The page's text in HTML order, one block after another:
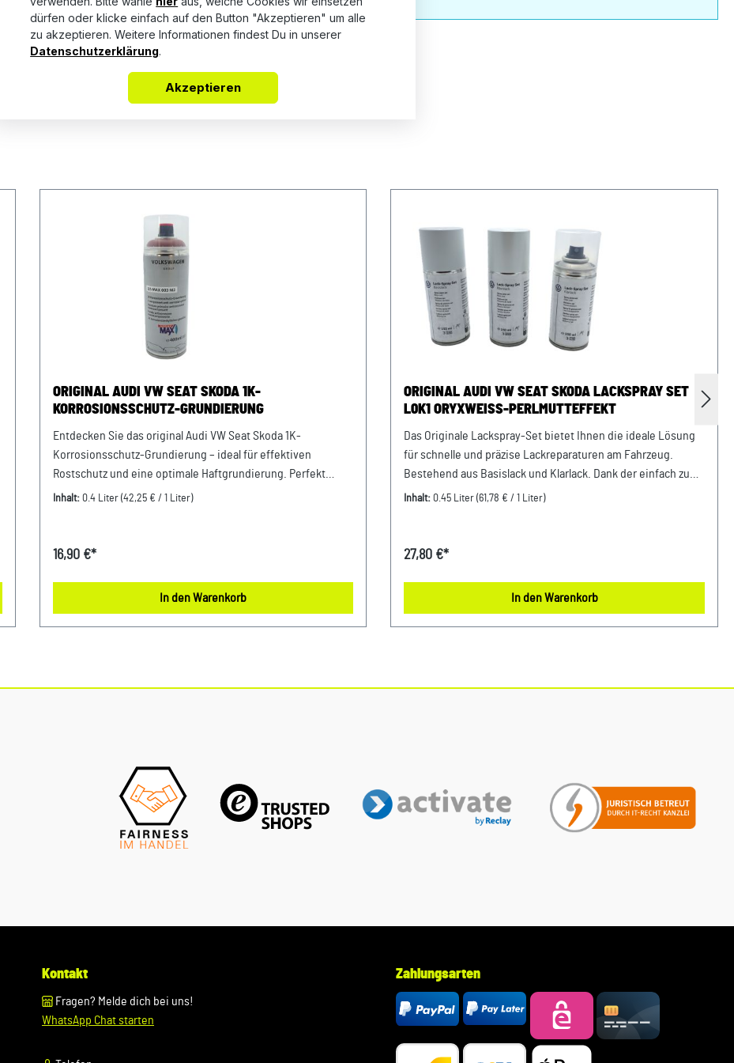
Keine Bewertungen gefunden. Teile Deine Erfahrungen mit anderen.
ORIGINAL AUDI VW SEAT SKODA 1K-
KORROSIONSSCHUTZ-GRUNDIERUNG
Entdecken Sie das original Audi VW Seat Skoda 1K-
Korrosionsschutz-Grundierung – ideal für effektiven
Rostschutz und eine optimale Haftgrundierung. Perfekt
abgestimmt auf Ihre Fahrzeugreparaturen und
100% passgenau, da Original ErsatzteileKorrosionsschutz-
Möglichkeit, uns vor Ihrer Bestellung oder in der
Inhalt: 0.4 Liter (42,25 € / 1 Liter)
16,90 €*
In den Warenkorb
ORIGINAL AUDI VW SEAT SKODA LACKSPRAY SET
L0K1 ORYXWEISS-PERLMUTTEFFEKT
Das Originale Lackspray-Set bietet Ihnen die ideale Lösung
für schnelle und präzise Lackreparaturen am Fahrzeug.
Bestehend aus Basislack und Klarlack. Dank der einfach zu
handhabenden Sprühdosen erzielen Sie makellose
passgenau, da Original ErsatzteileFarbton: oryxweiss-
Perlmutteffekt Verwendung: passend bei vielen Audi VW
Inhalt:0.45 Liter(61,78 € / 1 Liter)
27,80 €*
In den Warenkorb
Kontakt
Fragen? Melde dich bei uns!
WhatsApp Chat starten
Zahlungsarten
dürfen oder klicke einfach auf den Button "Akzeptieren" um alle
zu akzeptieren. Weitere Informationen findest Du in unserer
Datenschutzerklärung.
Akzeptieren